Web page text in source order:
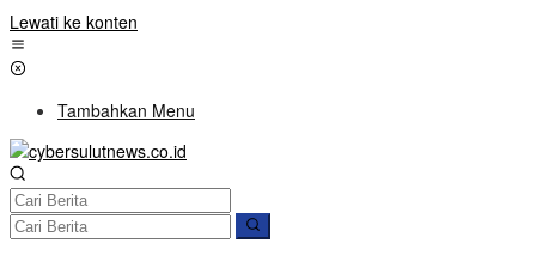
Lewati ke konten
Tambahkan Menu